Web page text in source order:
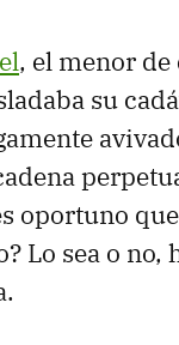
, el menor
su
oportuno
Lo sea o no,